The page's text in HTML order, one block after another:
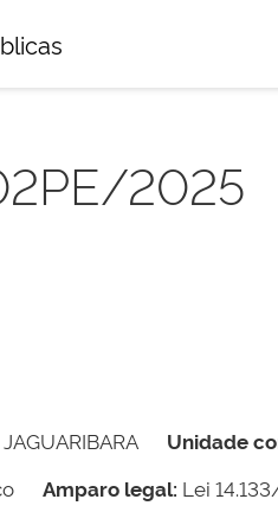
2025
Unidade
Amparo legal: Lei